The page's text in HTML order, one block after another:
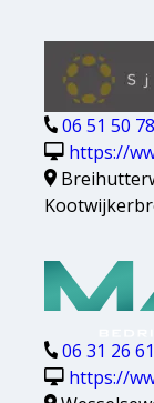
06 51 50
https://
06 31 26
https://